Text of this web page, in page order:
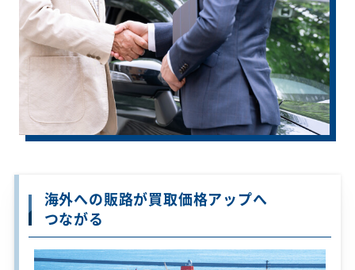
海外への販路が買取価格アップへ
つながる